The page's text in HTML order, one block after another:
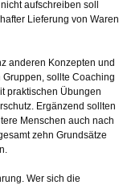
aufschreiben soll
Lieferung von Waren
anderen Konzepten und
sollte Coaching
praktischen Übungen
Ergänzend sollten
Menschen auch nach
zehn Grundsätze
Wer sich die